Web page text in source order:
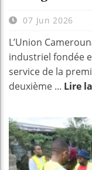
07 Jun 2026
L’Union
industriel fondée
service de la
deuxième ... Lire